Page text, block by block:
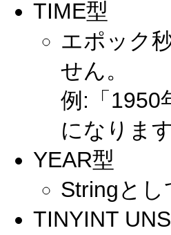
TIME型
エポック
せん。
例:「1950
になります
YEAR型
Stringと
TINYINT